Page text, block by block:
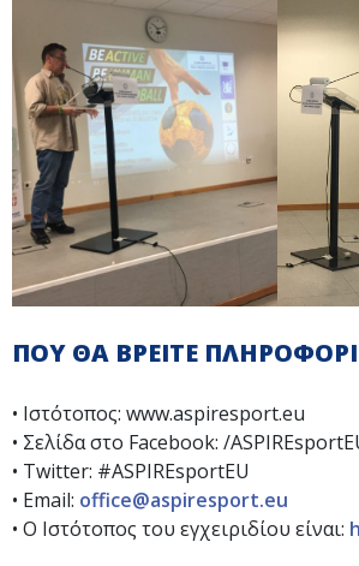
ΠΟΥ ΘΑ ΒΡΕΙΤΕ
• Ιστότοπος: www.aspiresport.eu
• Σελίδα στο Facebook: /
• Twitter: #ASPIREsportEU
• Email: office@aspiresport.eu
• Ο Ιστότοπος του εγχειριδίου είναι: